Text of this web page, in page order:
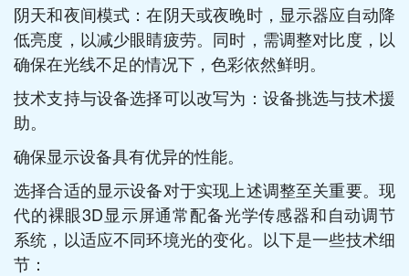
阴天和夜间模式：在阴天或夜晚时，显示器应自动降
低亮度，以减少眼睛疲劳。同时，需调整对比度，以
确保在光线不足的情况下，色彩依然鲜明。
技术支持与设备选择可以改写为：设备挑选与技术援
助。
确保显示设备具有优异的性能。
选择合适的显示设备对于实现上述调整至关重要。现
代的裸眼3D显示屏通常配备光学传感器和自动调节
系统，以适应不同环境光的变化。以下是一些技术细
节：